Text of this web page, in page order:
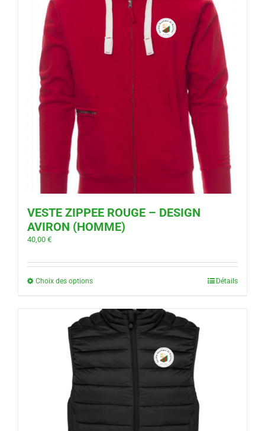
VESTE ZIPPEE ROUGE – DESIGN
AVIRON (HOMME)
40,00 €
Choix des options Détails